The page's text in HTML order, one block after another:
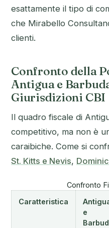
esattamente il tipo di
che Mirabello
clienti.
Confronto della
Antigua e
Giurisdizioni CBI
Il quadro fiscale di
competitivo, ma non è
caraibiche. Come si
St. Kitts e Nevis,
Confronto
Caratteristica
e